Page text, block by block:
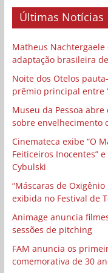
Últimas Notícias
Matheus
adaptação brasileira
Noite dos Otelos
prêmio principal entre
Museu da Pessoa
sobre envelhecimento
Cinemateca exibe “O
Feiticeiros Inocentes”
Cybulski
“Máscaras de
exibida no Festival de
Animage anuncia
sessões de pitching
FAM anuncia os
comemorativa de 30